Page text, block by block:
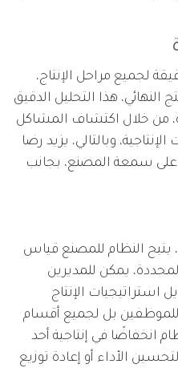
لجميع مراحل الإنتاج،
النهائي، هذا التحليل الدقيق
من خلال اكتشاف المشاكل
وبالتالي، يزيد رضا
على سمعة المصنع، بجانب
يتيح النظام للمصنع قياس
يمكن للمديرين
استراتيجيات الإنتاج
بل لجميع أقسام
انخفاضًا في إنتاجية أحد
الأداء أو إعادة توزيع